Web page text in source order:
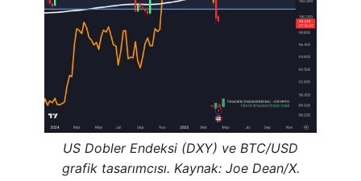
US Dobler Endeksi (DXY) ve BTC/USD
grafik tasarımcısı. Kaynak: Joe Dean/X.